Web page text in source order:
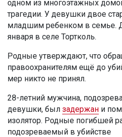
одном из многоэтажных
трагедии. У девушки двое
младшим ребенком в семье.
января в селе Тортколь.
Родные утверждают, что
правоохранителям ещё до
мер никто не принял.
28-летний мужчина,
девушки, был задержан и
изолятор. Родные погибшей
подозреваемый в убийстве